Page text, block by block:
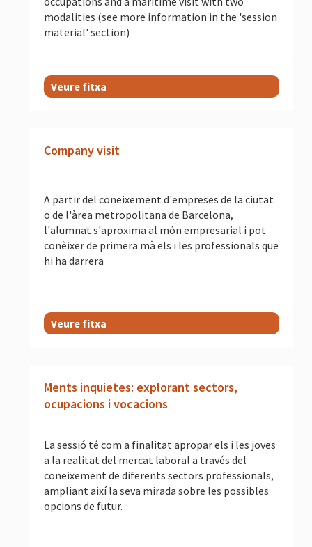
modalities (see more information in the 'session
material' section)
Veure fitxa
Company visit
A partir del coneixement d'empreses de la ciutat
o de l'àrea metropolitana de Barcelona,
l'alumnat s'aproxima al món empresarial i pot
conèixer de primera mà els i les professionals que
hi ha darrera
Veure fitxa
Ments inquietes: explorant sectors,
ocupacions i vocacions
La sessió té com a finalitat apropar els i les joves
a la realitat del mercat laboral a través del
coneixement de diferents sectors professionals,
ampliant així la seva mirada sobre les possibles
opcions de futur.